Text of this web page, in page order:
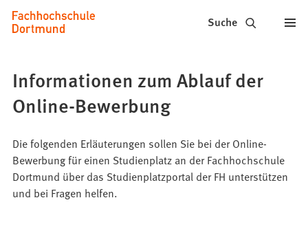
Inhalt anspringen
Fachhochschule
Dortmund
Studium,
Studiengänge,
Bewerbung
Suche
Informationen zum Ablauf der
Online-Bewerbung
Die folgenden Erläuterungen sollen Sie bei der Online-
Bewerbung für einen Studienplatz an der Fachhochschule
Dortmund über das Studienplatzportal der FH unterstützen
und bei Fragen helfen.